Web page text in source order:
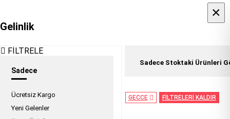
Gelinlik
FİLTRELE
Sadece
Ücretsiz Kargo
Yeni Gelenler
Sadece Stoktaki Ürünleri
GECCE FİLTRELERİ KALDIR
×
×